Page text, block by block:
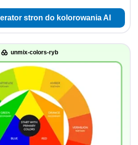
stron do kolorowania AI
unmix-colors-ryb